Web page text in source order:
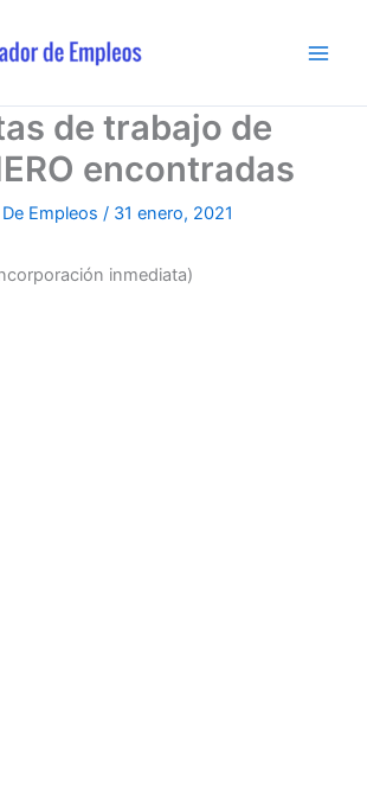
de trabajo de
encontradas
Empleos / 31 enero, 2021
inmediata)